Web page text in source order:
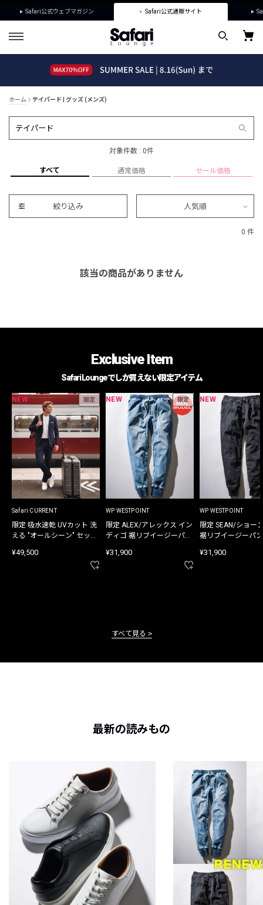
Safari公式ウェブマガジン Safari公式通販サイト
ホーム テイパード | グッズ (メンズ)
対象件数 : 0件
すべて 通常価格 セール価格
絞り込み 人気順
0 件
該当の商品がありません
Exclusive Item
Safari Loungeでしか買えない限定アイテム
NEW 限定
Safari CURRENT
限定 吸水速乾 UVカット 洗
える "オールシーン" セット
¥49,500
NEW 限定
WP WESTPOINT
限定 ALEX/アレックス イン
ディゴ 裾リブイージーパン
¥31,900
NEW
WP WESTPOINT
限定 SEAN/ショー
裾リブイージーパ
¥31,900
すべて見る
最新の読みもの